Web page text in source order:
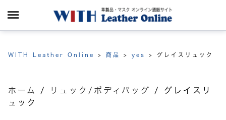
WITH Leather Online > 商品 > yes > グレイスリュック
ホーム / リュック/ボディバッグ
/ グレイスリ
ュック